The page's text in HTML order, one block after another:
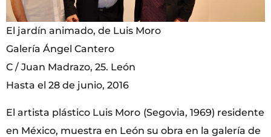
El jardín animado, de Luis Moro
Galería Ángel Cantero
C / Juan Madrazo, 25. León
Hasta el 28 de junio, 2016
El artista plástico Luis Moro (Segovia, 1969) residente
en México, muestra en León su obra en la galería de